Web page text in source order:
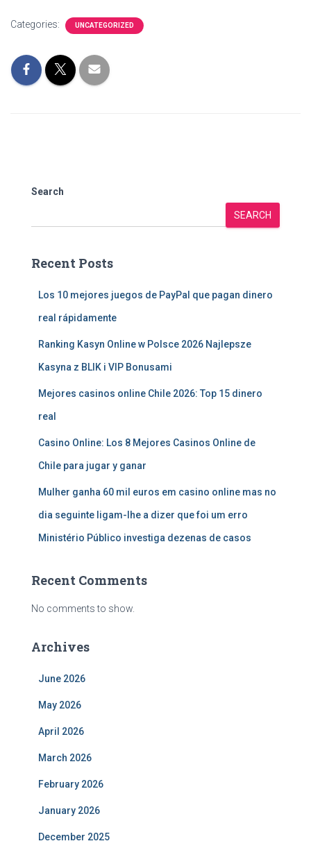
Categories: UNCATEGORIZED
Search
SEARCH
Recent Posts
Los 10 mejores juegos de PayPal que pagan dinero
real rápidamente
Ranking Kasyn Online w Polsce 2026 Najlepsze
Kasyna z BLIK i VIP Bonusami
Mejores casinos online Chile 2026: Top 15 dinero
real
Casino Online: Los 8 Mejores Casinos Online de
Chile para jugar y ganar
Mulher ganha 60 mil euros em casino online mas no
dia seguinte ligam-lhe a dizer que foi um erro
Ministério Público investiga dezenas de casos
Recent Comments
No comments to show.
Archives
June 2026
May 2026
April 2026
March 2026
February 2026
January 2026
December 2025